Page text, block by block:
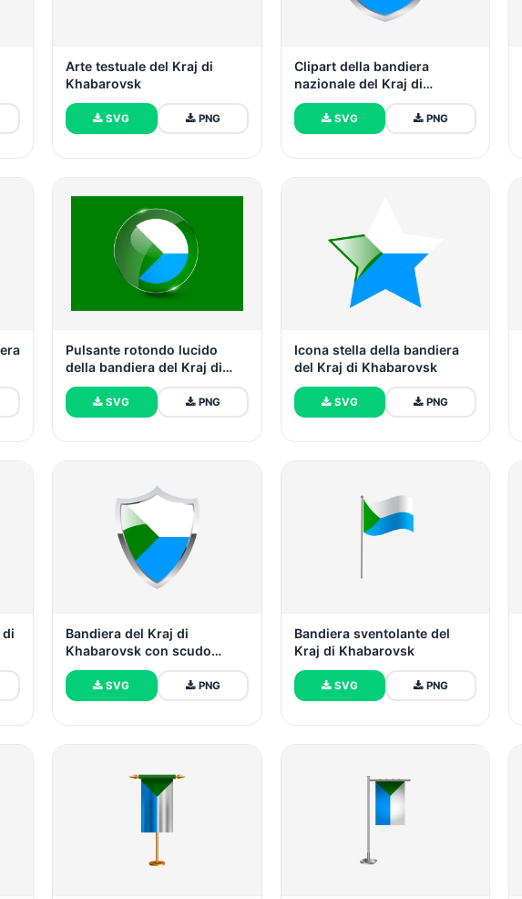
Arte testuale del Kraj di
Khabarovsk
SVG PNG
Clipart della bandiera
nazionale del Kraj di
Khabarovsk
SVG PNG
Pulsante rotondo lucido
della bandiera del Kraj di
Khabarovsk
SVG PNG
Icona stella della bandiera
del Kraj di Khabarovsk
SVG PNG
di
Bandiera del Kraj di
Khabarovsk con scudo
medievale
SVG PNG
Bandiera sventolante del
Kraj di Khabarovsk
SVG PNG